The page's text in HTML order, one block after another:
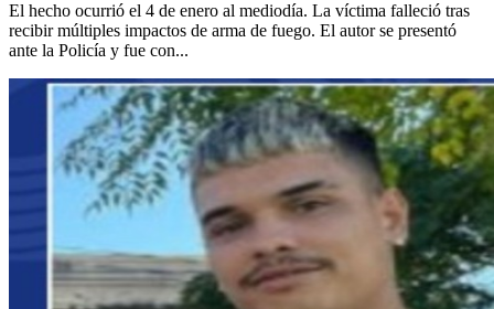
El hecho ocurrió el 4 de enero al mediodía. La víctima falleció tras
recibir múltiples impactos de arma de fuego. El autor se presentó
ante la Policía y fue con...